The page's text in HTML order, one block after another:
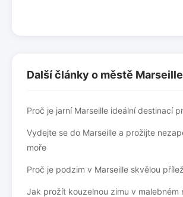
Další články o městě Marseille
Proč je jarní Marseille ideální destinací
Vydejte se do Marseille a prožijte
moře
Proč je podzim v Marseille skvělou
Jak prožít kouzelnou zimu v malebném